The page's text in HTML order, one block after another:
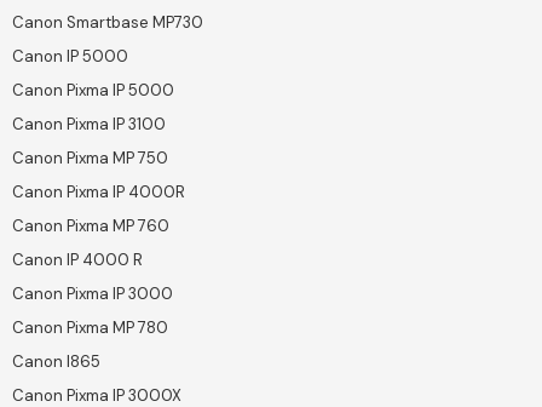
Canon Smartbase MP730
Canon IP 5000
Canon Pixma IP 5000
Canon Pixma IP 3100
Canon Pixma MP 750
Canon Pixma IP 4000R
Canon Pixma MP 760
Canon IP 4000 R
Canon Pixma IP 3000
Canon Pixma MP 780
Canon I865
Canon Pixma IP 3000X